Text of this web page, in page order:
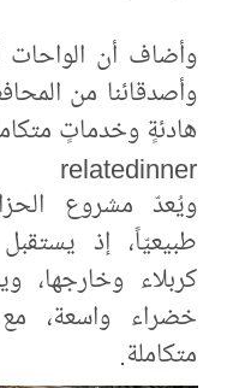
وأضاف أن الواحات
وأصدقائنا من
هادئةٍ وخدماتٍ
relatedinner
ويُعدّ مشروع
طبيعيّاً، إذ
كربلاء وخارجها،
خضراء واسعة،
متكاملة.